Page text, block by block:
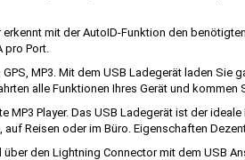
mit der AutoID-Funktion den
pro Port.
MP3. Mit dem USB Ladegerät laden
alle Funktionen Ihres Gerät und
MP3 Player. Das USB Ladegerät ist der
Reisen oder im Büro. Eigenschaften
den Lightning Connector mit dem USB